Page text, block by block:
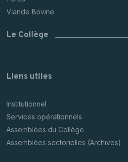
Viande Bovine
Le Collège
Liens utiles
Institutionnel
Services opérationnels
Assemblées du Collège
Assemblées sectorielles (Archives)